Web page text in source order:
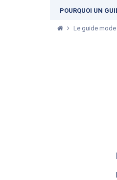
POURQUOI UN
Le guide